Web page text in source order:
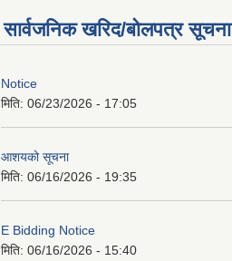
सार्वजनिक खरिद/बोलपत्र सूचना
Notice
मिति: 06/23/2026 - 17:05
आशयको सूचना
मिति: 06/16/2026 - 19:35
E Bidding Notice
मिति: 06/16/2026 - 15:40